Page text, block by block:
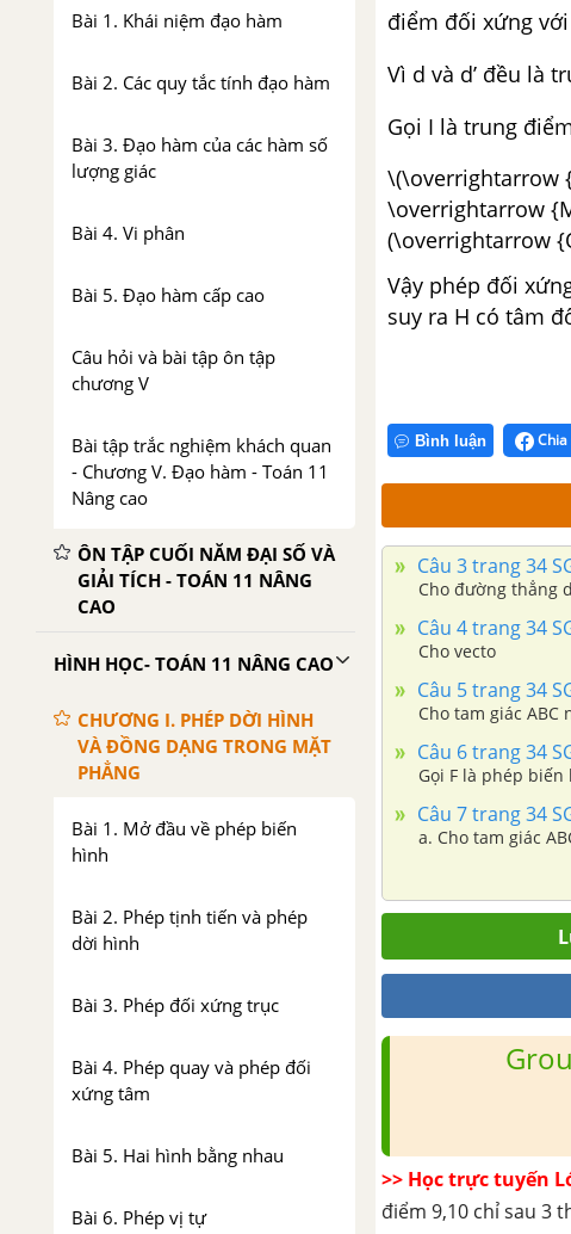
Bài 1. Khái niệm đạo hàm
Bài 2. Các quy tắc tính đạo hàm
Bài 3. Đạo hàm của các hàm số
lượng giác
Bài 4. Vi phân
Bài 5. Đạo hàm cấp cao
Câu hỏi và bài tập ôn tập
chương V
Bài tập trắc nghiệm khách quan
- Chương V. Đạo hàm - Toán 11
Nâng cao
ÔN TẬP CUỐI NĂM ĐẠI SỐ VÀ
GIẢI TÍCH - TOÁN 11 NÂNG
CAO
HÌNH HỌC- TOÁN 11 NÂNG CAO
CHƯƠNG I. PHÉP DỜI HÌNH
VÀ ĐỒNG DẠNG TRONG MẶT
PHẲNG
Bài 1. Mở đầu về phép biến
hình
Bài 2. Phép tịnh tiến và phép
dời hình
Bài 3. Phép đối xứng trục
Bài 4. Phép quay và phép đối
xứng tâm
Bài 5. Hai hình bằng nhau
Bài 6. Phép vị tự
điểm đối xứng
Vì d và d’ đều là
Gọi I là trung
\(\overrightarrow
\overrightarrow
(\overrightarrow
Vậy phép đối
suy ra H có tâm
Bình luận Chia
Câu 3 trang 34
Cho đường thẳng
Câu 4 trang 34
Cho vecto
Câu 5 trang 34
Cho tam giác
Câu 6 trang 34
Gọi F là phép
Câu 7 trang 34
>> Học trực tuyến
điểm 9,10 chỉ sau 3